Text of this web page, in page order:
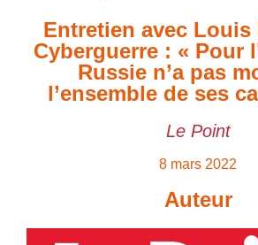
Entretien avec Louis
Cyberguerre : « Pour
Russie n’a pas
l’ensemble de ses
Le Point
8 mars 2022
Auteur